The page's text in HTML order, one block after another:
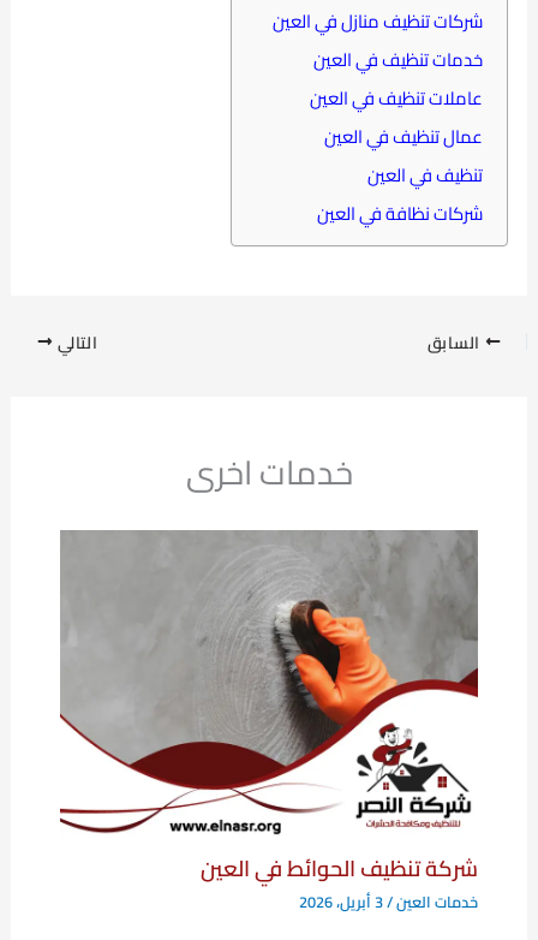
شركات تنظيف منازل في العين
خدمات تنظيف في العين
عاملات تنظيف في العين
عمال تنظيف في العين
تنظيف في العين
شركات نظافة في العين
السابق التالي
خدمات اخرى
شركة تنظيف الحوائط في العين
خدمات العين/3 أبريل، 2026